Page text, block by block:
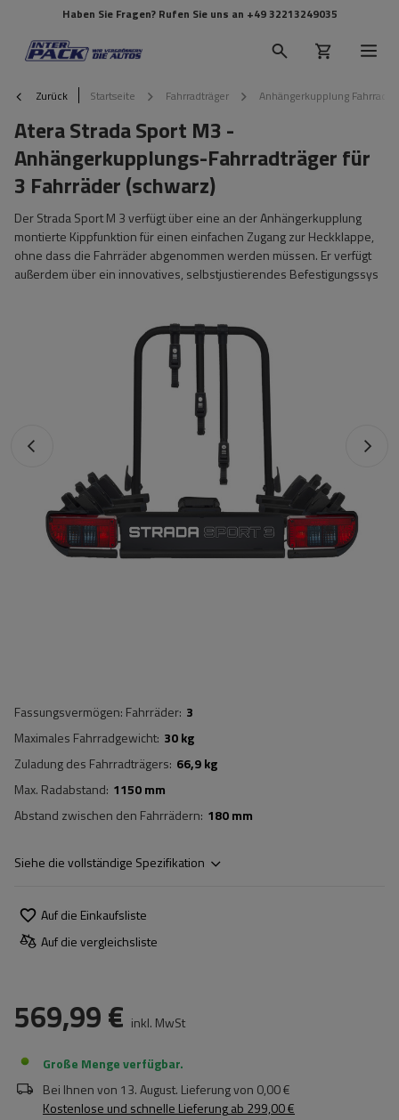
Haben Sie Fragen? Rufen Sie uns an +49 32213249035
Zurück Startseite Fahrradträger Anhängerkupplung
Atera Strada Sport M3 -
Anhängerkupplungs-Fahrradträger für
3 Fahrräder (schwarz)
Der Strada Sport M 3 verfügt über eine an der Anhängerkupplung
montierte Kippfunktion für einen einfachen Zugang zur Heckklappe,
ohne dass die Fahrräder abgenommen werden müssen. Er verfügt
außerdem über ein innovatives, selbstjustierendes Befestigungssys
Fassungsvermögen: Fahrräder 3
Maximales Fahrradgewicht 30 kg
Zuladung des Fahrradträgers 66,9 kg
Max. Radabstand 1150 mm
Abstand zwischen den Fahrrädern 180 mm
Siehe die vollständige Spezifikation
Auf die Einkaufsliste
Auf die vergleichsliste
569,99 € inkl. MwSt
Große Menge verfügbar
Bei Ihnen von 13. August. Lieferung von 0,00 €
Kostenlose und schnelle Lieferungab 299,00 €